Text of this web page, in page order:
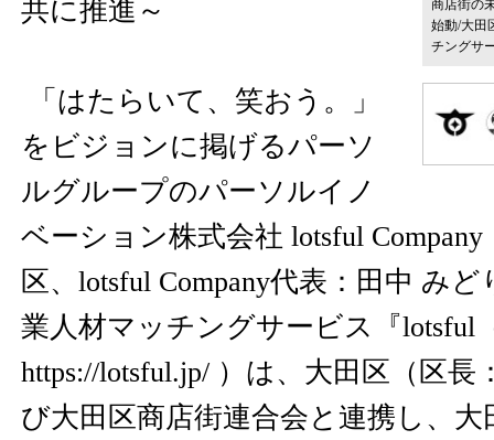
商店街の
始動/大田
チングサ
共に推進～
「はたらいて、笑おう。」
をビジョンに掲げるパーソ
ルグループのパーソルイノ
ベーション株式会社 lotsful
区、lotsful Company代表：田中 み
業人材マッチングサービス『lotsful
https://lotsful.jp/ ）は、大田区（区長
び大田区商店街連合会と連携し、大